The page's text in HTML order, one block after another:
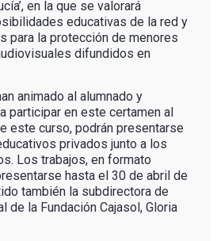
en la que se valorará
educativas de la red y
para la protección de menores
difundidos en
animado al alumnado y
participar en este certamen al
este curso, podrán presentarse
privados junto a los
Los trabajos, en formato
hasta el 30 de abril de
también la subdirectora de
de la Fundación Cajasol, Gloria